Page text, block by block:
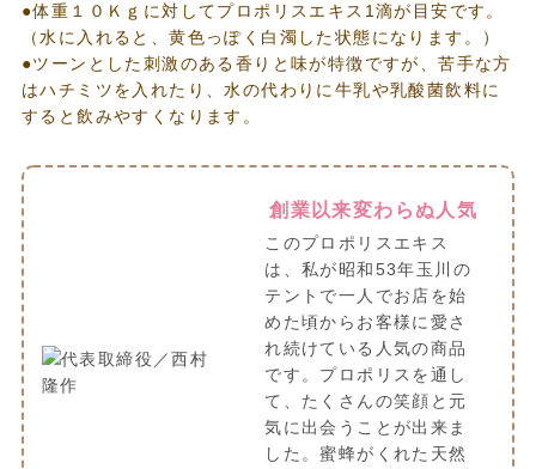
●体重１０Ｋｇに対してプロポリスエキス1滴が目安です。
（水に入れると、黄色っぽく白濁した状態になります。）
●ツーンとした刺激のある香りと味が特徴ですが、苦手な方
はハチミツを入れたり、水の代わりに牛乳や乳酸菌飲料に
すると飲みやすくなります。
創業以来変わらぬ人気
このプロポリスエキス
は、私が昭和53年玉川の
テントで一人でお店を始
めた頃からお客様に愛さ
れ続けている人気の商品
です。プロポリスを通し
て、たくさんの笑顔と元
気に出会うことが出来ま
した。蜜蜂がくれた天然